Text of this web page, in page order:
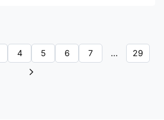
4 5 6 7 ... 29